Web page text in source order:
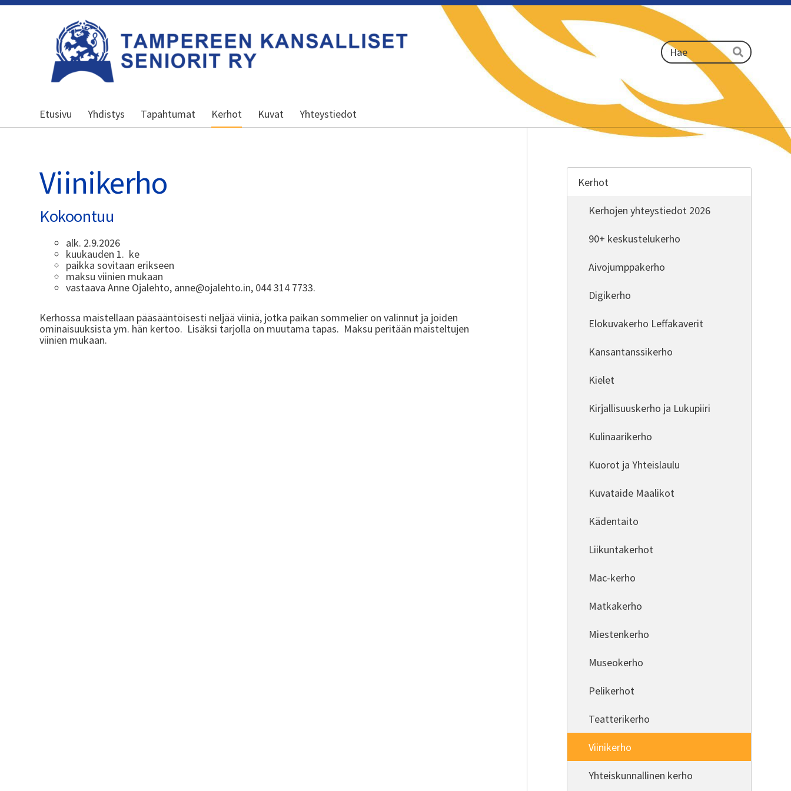
Kansallinen senioriliitto
Haku
Hae
Etusivu Yhdistys Tapahtumat Kerhot Kuvat Yhteystiedot
Viinikerho
Kokoontuu
alk. 2.9.2026
kuukauden 1. ke
paikka sovitaan erikseen
maksu viinien mukaan
vastaava Anne Ojalehto, anne@ojalehto.in, 044 314 7733.
Kerhossa maistellaan pääsääntöisesti neljää viiniä, jotka paikan sommelier on valinnut ja joiden
ominaisuuksista ym. hän kertoo. Lisäksi tarjolla on muutama tapas. Maksu peritään maisteltujen
viinien mukaan.
Kerhot
Kerhojen yhteystiedot 2026
90+ keskustelukerho
Aivojumppakerho
Digikerho
Elokuvakerho Leffakaverit
Kansantanssikerho
Kielet
Kirjallisuuskerho ja Lukupiiri
Kulinaarikerho
Kuorot ja Yhteislaulu
Kuvataide Maalikot
Kädentaito
Liikuntakerhot
Mac-kerho
Matkakerho
Miestenkerho
Museokerho
Pelikerhot
Teatterikerho
Viinikerho
Yhteiskunnallinen kerho